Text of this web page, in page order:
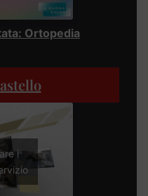
Ortopedia
i